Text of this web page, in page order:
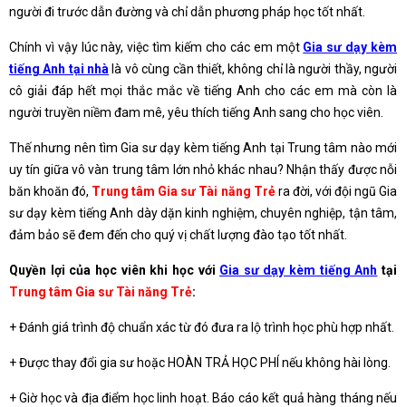
người đi trước dẫn đường và chỉ dẫn phương pháp học tốt nhất.
Chính vì vậy lúc này, việc tìm kiếm cho các em một Gia sư dạy kèm
tiếng Anh tại nhà là vô cùng cần thiết, không chỉ là người thầy, người
cô giải đáp hết mọi thắc mắc về tiếng Anh cho các em mà còn là
người truyền niềm đam mê, yêu thích tiếng Anh sang cho học viên.
Thế nhưng nên tìm Gia sư dạy kèm tiếng Anh tại Trung tâm nào mới
uy tín giữa vô vàn trung tâm lớn nhỏ khác nhau? Nhận thấy được nỗi
băn khoăn đó, Trung tâm Gia sư Tài năng Trẻra đời, với đội ngũ Gia
sư dạy kèm tiếng Anh dày dặn kinh nghiệm, chuyên nghiệp, tận tâm,
đảm bảo sẽ đem đến cho quý vị chất lượng đào tạo tốt nhất.
Quyền lợi của học viên khi học với Gia sư dạy kèm tiếng Anh tại
Trung tâm Gia sư Tài năng Trẻ:
+ Đánh giá trình độ chuẩn xác từ đó đưa ra lộ trình học phù hợp nhất.
+ Được thay đổi gia sư hoặc HOÀN TRẢ HỌC PHÍ nếu không hài lòng.
+ Giờ học và địa điểm học linh hoạt. Báo cáo kết quả hàng tháng nếu